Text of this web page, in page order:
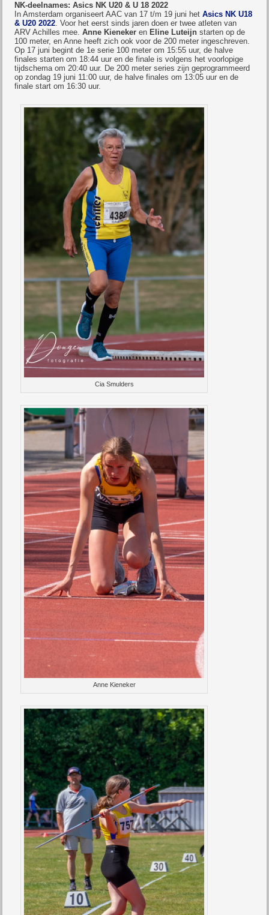
NK-deelnames: Asics NK U20 & U 18 2022
In Amsterdam organiseert AAC van 17 t/m 19 juni hetAsics NK U18
& U20 2022. Voor het eerst sinds jaren doen er twee atleten van
ARV Achilles mee.Anne Kieneker en Eline Luteijn starten op de
100 meter, en Anne heeft zich ook voor de 200 meter ingeschreven.
Op 17 juni begint de 1e serie 100 meter om 15:55 uur, de halve
finales starten om 18:44 uur en de finale is volgens het voorlopige
tijdschema om 20:40 uur. De 200 meter series zijn geprogrammeerd
op zondag 19 juni 11:00 uur, de halve finales om 13:05 uur en de
finale start om 16:30 uur.
Cia Smulders
Anne Kieneker